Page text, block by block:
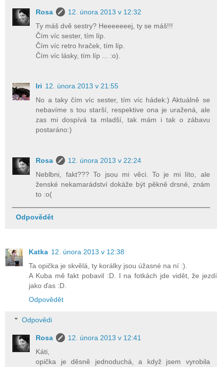
Rosa
12. února 2013 v 12:32
Ty máš dvě sestry? Heeeeeeej, ty se máš!!!
Čím víc sester, tím líp.
Čím víc retro hraček, tím líp.
Čím víc lásky, tím líp ... :o).
Iri 12. února 2013 v 21:55
No a taky čím víc sester, tím víc hádek:) Aktuálně se
nebavíme s tou starší, respektive ona je uražená, ale
zas mi dospívá ta mladší, tak mám i tak o zábavu
postaráno:)
Rosa
12. února 2013 v 22:24
Neblbni, fakt??? To jsou mi věci. To je mi líto, ale
ženské nekamarádství dokáže být pěkně drsné, znám
to :o(
Odpovědět
Katka 12. února 2013 v 12:38
Ta opička je skvělá, ty korálky jsou úžasné na ní :).
A Kuba mě fakt pobavil :D. I na fotkách jde vidět, že jezdí
jako ďas :D.
Odpovědět
Odpovědi
Rosa
12. února 2013 v 12:41
Káti,
opička je děsně jednoduchá, a když jsem vyrobila